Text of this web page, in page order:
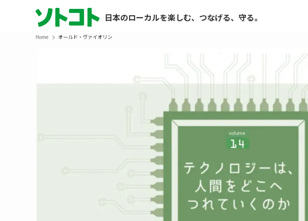
日本のローカルを楽しむ、つなげる、守る。
Home オールド・ヴァイオリン